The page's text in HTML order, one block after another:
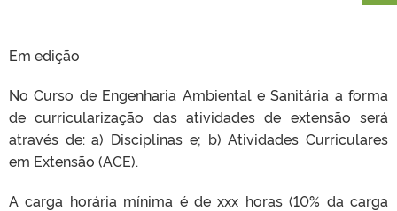
TELEFONES
Em edição
No Curso de Engenharia Ambiental e Sanitária a forma
de curricularização das atividades de extensão será
através de:a) Disciplinas e; b) Atividades Curriculares
em Extensão (ACE).
A carga horária mínima é de xxx horas (10% da carga